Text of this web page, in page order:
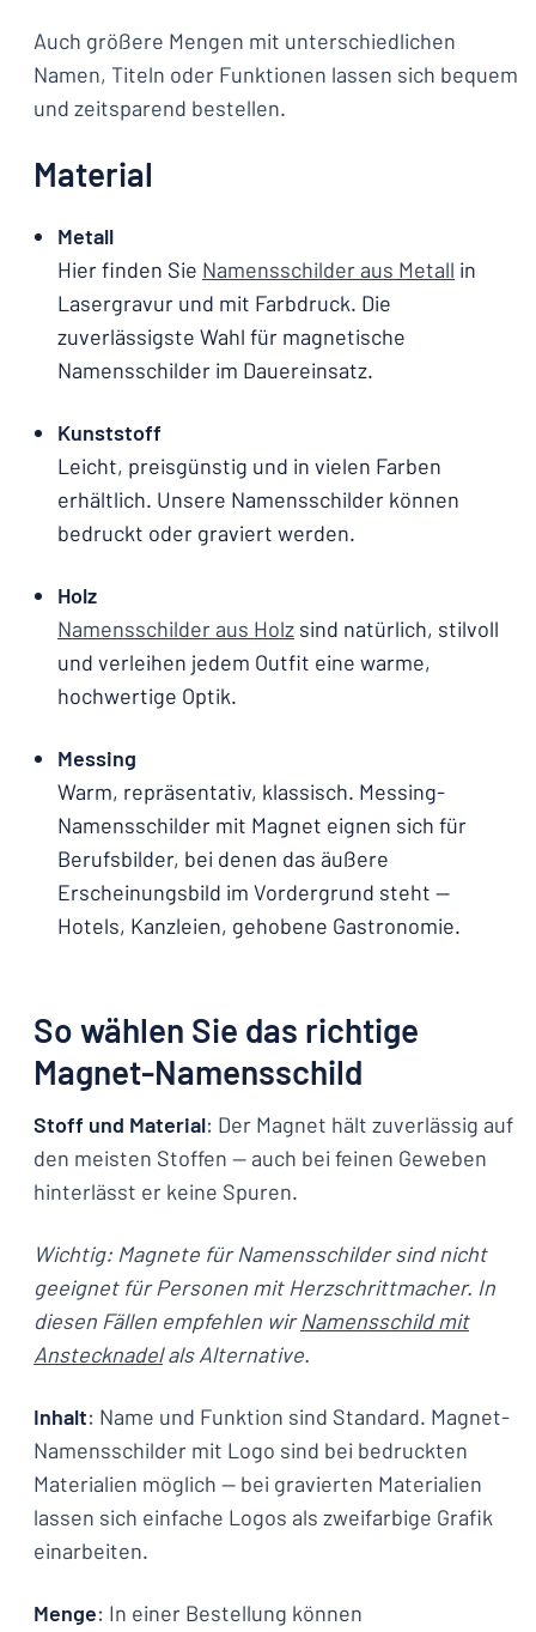
Auch größere Mengen mit unterschiedlichen
Namen, Titeln oder Funktionen lassen sich bequem
und zeitsparend bestellen.
Material
Metall
Hier finden Sie Namensschilder aus Metall in
Lasergravur und mit Farbdruck. Die
zuverlässigste Wahl für magnetische
Namensschilder im Dauereinsatz.
Kunststoff
Leicht, preisgünstig und in vielen Farben
erhältlich. Unsere Namensschilder können
bedruckt oder graviert werden.
Holz
Namensschilder aus Holz sind natürlich, stilvoll
und verleihen jedem Outfit eine warme,
hochwertige Optik.
Messing
Warm, repräsentativ, klassisch. Messing-
Namensschilder mit Magnet eignen sich für
Berufsbilder, bei denen das äußere
Erscheinungsbild im Vordergrund steht —
Hotels, Kanzleien, gehobene Gastronomie.
So wählen Sie das richtige
Magnet-Namensschild
Stoff und Material: Der Magnet hält zuverlässig auf
den meisten Stoffen — auch bei feinen Geweben
hinterlässt er keine Spuren.
Wichtig: Magnete für Namensschilder sind nicht
geeignet für Personen mit Herzschrittmacher. In
diesen Fällen empfehlen wirNamensschild mit
Anstecknadelals Alternative.
Inhalt: Name und Funktion sind Standard. Magnet-
Namensschilder mit Logo sind bei bedruckten
Materialien möglich — bei gravierten Materialien
lassen sich einfache Logos als zweifarbige Grafik
einarbeiten.
Menge: In einer Bestellung können